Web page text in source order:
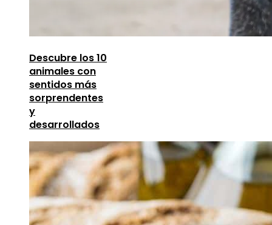
Descubre los 10
animales con
sentidos más
sorprendentes
y
desarrollados